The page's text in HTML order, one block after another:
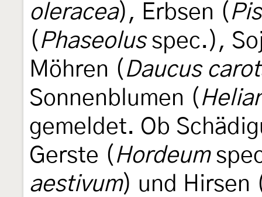
oleracea), Erbsen (
( Phaseolusspec.),
Möhren ( Daucus
Sonnenblumen (
gemeldet. Ob
Gerste ( Hordeum
aestivum) und Hirsen